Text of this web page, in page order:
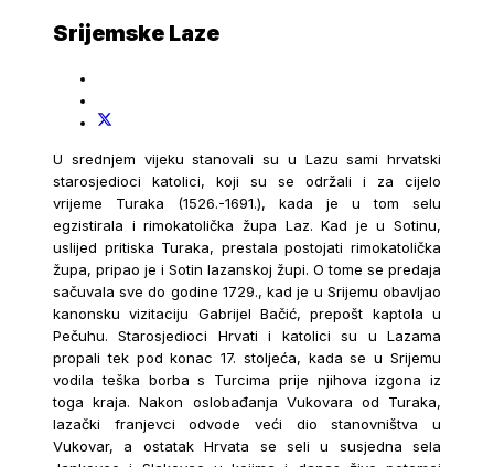
Srijemske Laze
U srednjem vijeku stanovali su u Lazu sami hrvatski
starosjedioci katolici, koji su se održali i za cijelo
vrijeme Turaka (1526.-1691.), kada je u tom selu
egzistirala i rimokatolička župa Laz. Kad je u Sotinu,
uslijed pritiska Turaka, prestala postojati rimokatolička
župa, pripao je i Sotin lazanskoj župi. O tome se predaja
sačuvala sve do godine 1729., kad je u Srijemu obavljao
kanonsku vizitaciju Gabrijel Bačić, prepošt kaptola u
Pečuhu. Starosjedioci Hrvati i katolici su u Lazama
propali tek pod konac 17. stoljeća, kada se u Srijemu
vodila teška borba s Turcima prije njihova izgona iz
toga kraja. Nakon oslobađanja Vukovara od Turaka,
lazački franjevci odvode veći dio stanovništva u
Vukovar, a ostatak Hrvata se seli u susjedna sela